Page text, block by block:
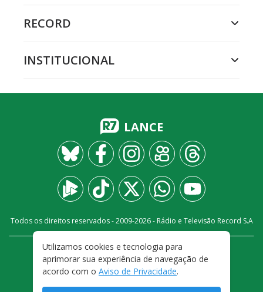
RECORD
INSTITUCIONAL
LANCE
Todos os direitos reservados - 2009-2026- Rádio e Televisão Record S.A
FALE CONOSCO
PRIVACIDADE
TERMOS E CONDIÇÕES DE USO
Utilizamos cookies e tecnologia para
aprimorar sua experiência de navegação de
acordo com o Aviso de Privacidade.